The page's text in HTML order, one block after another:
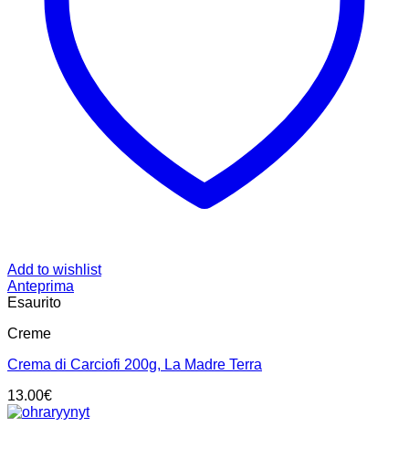
Add to wishlist
Anteprima
Esaurito
Creme
Crema di Carciofi 200g, La Madre Terra
13.00€